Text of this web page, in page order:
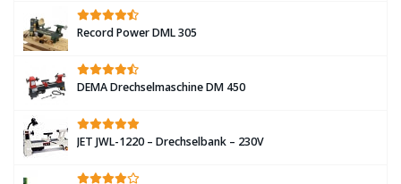
Record Power DML 305
DEMA Drechselmaschine DM 450
JET JWL-1220 – Drechselbank – 230V